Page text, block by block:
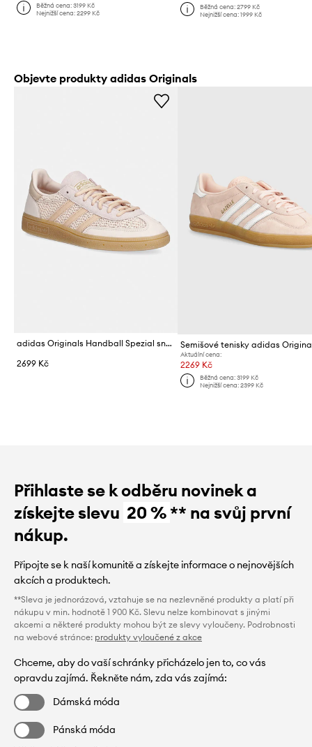
Běžná cena:3199 Kč
Nejnižší cena:2299 Kč
Běžná cena: 2799 Kč
Nejnižší cena: 1999 Kč
Objevte produkty adidas Originals
adidas Originals Handball Spezial sneakers boty dámské
2699 Kč
Aktuální cena:
2269 Kč
Běžná cena: 3199 Kč
Nejnižší cena: 2399 Kč
Přihlaste se k odběru novinek a
získejte slevu 20 %** na svůj první
nákup.
Připojte se k naší komunitě a získejte informace o nejnovějších
akcích a produktech.
**Sleva je jednorázová, vztahuje se na nezlevněné produkty a platí při
nákupu v min. hodnotě 1 900 Kč. Slevu nelze kombinovat s jinými
akcemi a některé produkty mohou být ze slevy vyloučeny. Podrobnosti
na webové stránce: produkty vyloučené z akce
Chceme, aby do vaší schránky přicházelo jen to, co vás
opravdu zajímá. Řekněte nám, zda vás zajímá:
Dámská móda
Pánská móda